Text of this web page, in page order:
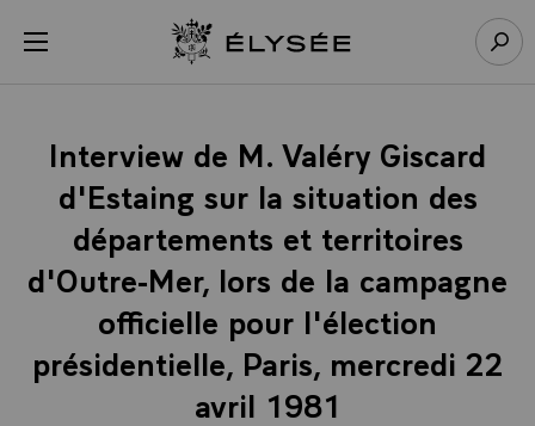
menu Retour à l’accueil Élysée
Interview de M. Valéry Giscard
d'Estaing sur la situation des
départements et territoires
d'Outre-Mer, lors de la campagne
officielle pour l'élection
présidentielle, Paris, mercredi 22
avril 1981
Panneau de gestion des cookies